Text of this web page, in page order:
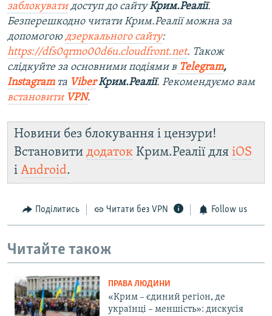
заблокуватидоступ до сайтуКрим.Реалії.
Безперешкодно читати Крим.Реалії можна за
допомогою дзеркального сайту:
https://dfs0qrmo00d6u.cloudfront.net. Також
слідкуйте за основними подіями в Telegram,
Instagramта ViberКрим.Реалії. Рекомендуємо вам
встановити VPN.
Новини без блокування і цензури!
Встановити додаток Крим.Реалії для iOS
і Android.
Поділитись Читати без VPN Follow us
Читайте також
ПРАВА ЛЮДИНИ
«Крим – єдиний регіон, де
українці – меншість»: дискусія